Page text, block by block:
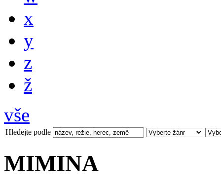
x
y
z
ž
vše
Hledejte podle
MIMINA